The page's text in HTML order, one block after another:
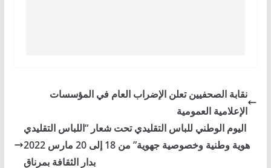
نقابة الصحفيين تعلن الإضراب العام في المؤسسات
الإعلامية العمومية
اليوم الوطني للباس التقليدي تحت شعار “اللباس التقليدي
هوية وطنية وخصوصية جهوية” من 18 إلى 20 مارس 2022
بدار الثقافة بمرناق